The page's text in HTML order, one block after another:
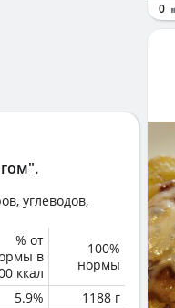
.
углеводов,
% от
в
ккал
100%
нормы
5.9%
1188 г
0